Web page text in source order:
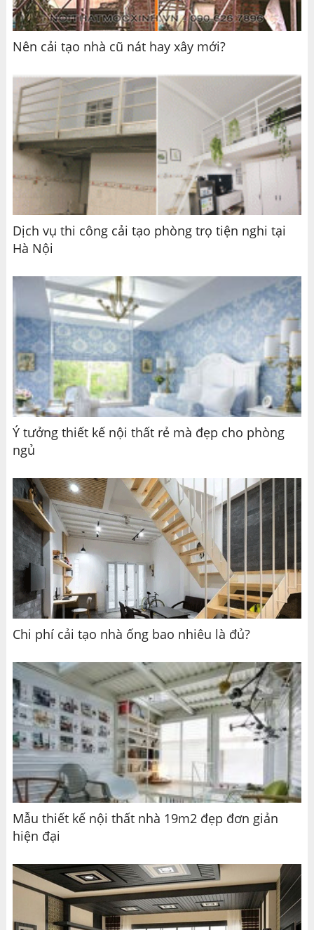
Nên cải tạo nhà cũ nát hay xây mới?
Dịch vụ thi công cải tạo phòng trọ tiện nghi tại
Hà Nội
Ý tưởng thiết kế nội thất rẻ mà đẹp cho phòng
ngủ
Chi phí cải tạo nhà ống bao nhiêu là đủ?
Mẫu thiết kế nội thất nhà 19m2 đẹp đơn giản
hiện đại